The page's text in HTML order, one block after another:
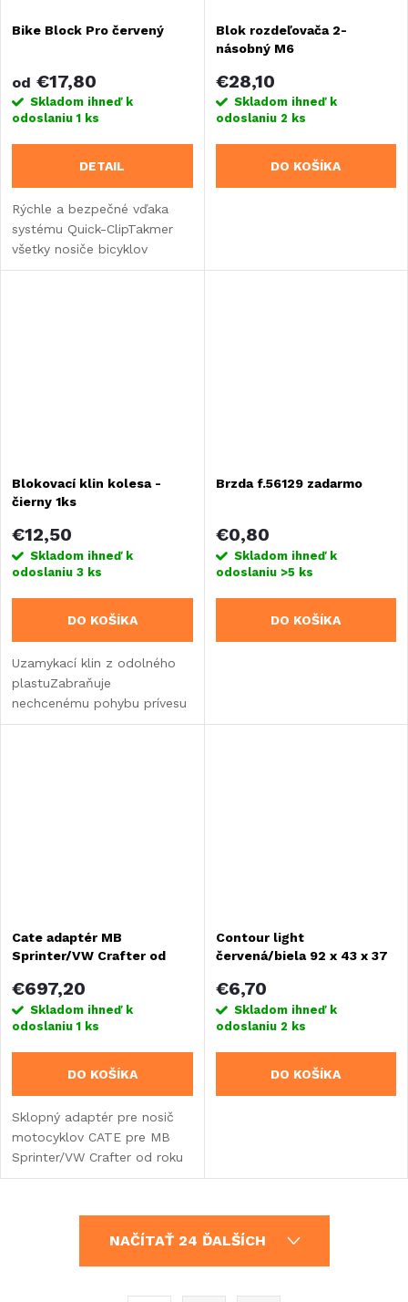
Bike Block Pro červený
od €17,80
Skladom ihneď k
odoslaniu1 ks
DETAIL
Rýchle a bezpečné vďaka
systému Quick-ClipTakmer
všetky nosiče bicyklov
Blok rozdeľovača 2-
násobný M6
€28,10
Skladom ihneď k
odoslaniu 2 ks
DO KOŠÍKA
Blokovací klin kolesa -
čierny 1ks
€12,50
Skladom ihneď k
odoslaniu 3 ks
DO KOŠÍKA
Uzamykací klin z odolného
plastuZabraňuje
nechcenému pohybu prívesu
Brzda f.56129 zadarmo
€0,80
Skladom ihneď k
odoslaniu >5 ks
DO KOŠÍKA
Cate adaptér MB
Sprinter/VW Crafter od
zariadenia
€697,20
Skladom ihneď k
odoslaniu1 ks
DO KOŠÍKA
Sklopný adaptér pre nosič
motocyklov CATE pre MB
Sprinter/VW Crafter od roku
výroby 04/2006 bez ťažného
rovnomerné naloženie
nákladu na vozidlo.
Contour light
červená/biela 92 x 43 x 37
€6,70
Skladom ihneď k
odoslaniu 2 ks
DO KOŠÍKA
NAČÍTAŤ 24 ĎALŠÍCH